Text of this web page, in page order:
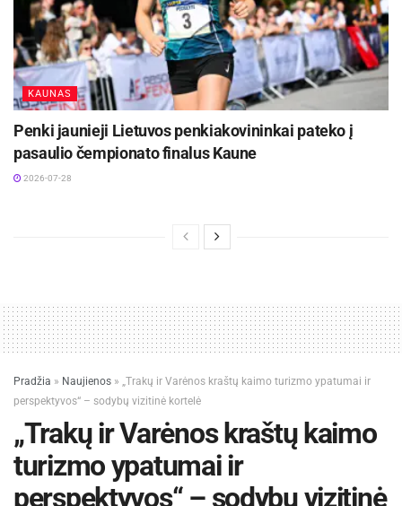
KAUNAS
Penki jaunieji Lietuvos penkiakovininkai pateko į
pasaulio čempionato finalus Kaune
2026-07-28
Pradžia » Naujienos » „Trakų ir Varėnos kraštų kaimo turizmo ypatumai ir
perspektyvos“ – sodybų vizitinė kortelė
„Trakų ir Varėnos kraštų kaimo
turizmo ypatumai ir
perspektyvos“ – sodybų vizitinė